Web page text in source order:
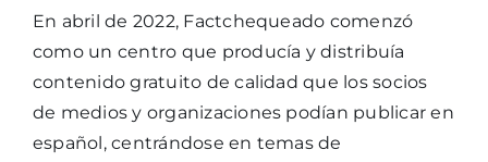
En abril de 2022, Factchequeado comenzó
como un centro que producía y distribuía
contenido gratuito de calidad que los socios
de medios y organizaciones podían publicar en
español, centrándose en temas de